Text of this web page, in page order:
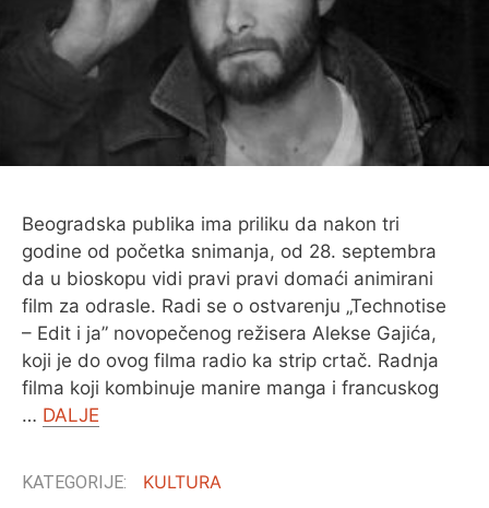
O MENI
Beogradska publika ima priliku da nakon tri
godine od početka snimanja, od 28. septembra
da u bioskopu vidi pravi pravi domaći animirani
film za odrasle. Radi se o ostvarenju „Technotise
– Edit i ja” novopečenog režisera Alekse Gajića,
koji je do ovog filma radio ka strip crtač. Radnja
filma koji kombinuje manire manga i francuskog
… DALJE
KULTURA